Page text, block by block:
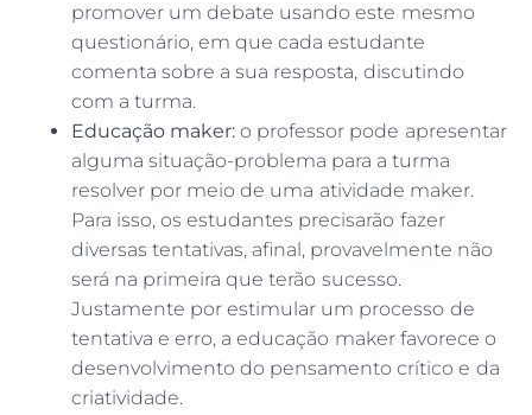
promover um debate usando este mesmo
questionário, em que cada estudante
comenta sobre a sua resposta, discutindo
com a turma.
Educação maker: o professor pode apresentar
alguma situação-problema para a turma
resolver por meio de uma atividade maker.
Para isso, os estudantes precisarão fazer
diversas tentativas, afinal, provavelmente não
será na primeira que terão sucesso.
Justamente por estimular um processo de
tentativa e erro, a educação maker favorece o
desenvolvimento do pensamento crítico e da
criatividade.